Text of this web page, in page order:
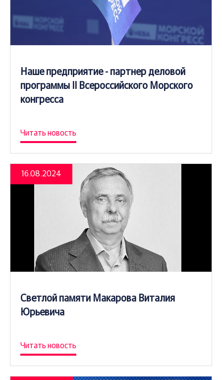
Наше предприятие - партнер деловой
программы II Всероссийского Морского
конгресса
Читать новость
16.08.2024
Светлой памяти Макарова Виталия
Юрьевича
Читать новость